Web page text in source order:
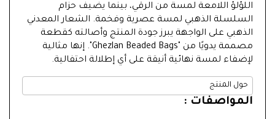
اللؤلؤ اللامعة لمسة من الرقي، بينما يضيف حزام
السلسلة الذهبي لمسة عصرية وفخمة. الشعار المعدني
الذهبي على الواجهة يبرز جودة المنتج وأصالته كقطعة
مصممة يدويًا من "Ghezlan Beaded Bags". إنها مثالية
لإضفاء لمسة نهائية أنيقة على أي إطلالة احتفالية.
حول المنتج
المواصفات :